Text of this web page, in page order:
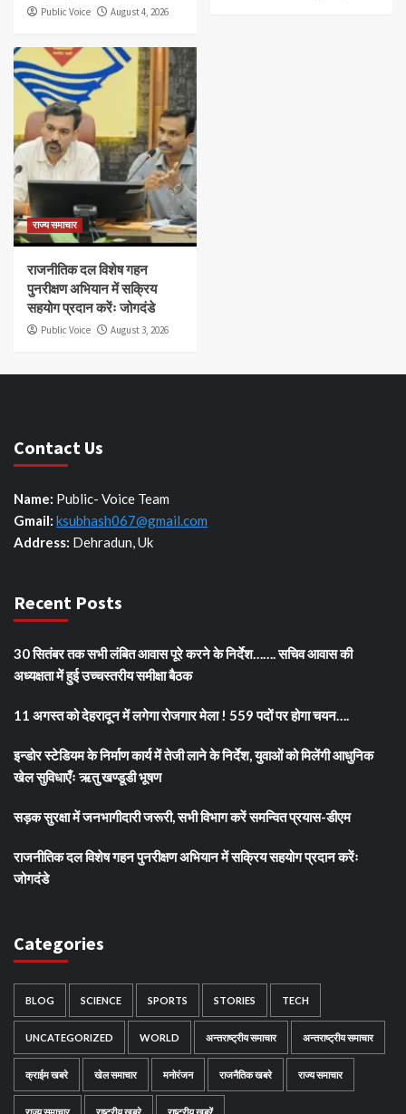
Public Voice August 4, 2026
राज्य समाचार
राजनीतिक दल विशेष गहन
पुनरीक्षण अभियान में सक्रिय
सहयोग प्रदान करेंः जोगदंडे
Public Voice August 3, 2026
Contact Us
Name: Public- Voice Team
Gmail: ksubhash067@gmail.com
Address: Dehradun, Uk
Recent Posts
30 सितंबर तक सभी लंबित आवास पूरे करने के निर्देश……. सचिव आवास की
अध्यक्षता में हुई उच्चस्तरीय समीक्षा बैठक
11 अगस्त को देहरादून में लगेगा रोजगार मेला ! 559 पदों पर होगा चयन….
इन्डोर स्टेडियम के निर्माण कार्य में तेजी लाने के निर्देश, युवाओं को मिलेंगी आधुनिक
खेल सुविधाएँः ऋतु खण्डूडी भूषण
सड़क सुरक्षा में जनभागीदारी जरूरी, सभी विभाग करें समन्वित प्रयास-डीएम
राजनीतिक दल विशेष गहन पुनरीक्षण अभियान में सक्रिय सहयोग प्रदान करेंः
जोगदंडे
Categories
BLOG SCIENCE SPORTS STORIES TECH
UNCATEGORIZED WORLD अन्तराष्ट्रीय समाचार अन्तराष्ट्रीय समाचार
क्राईम खबरे खेल समाचार मनोरंजन राजनैतिक खबरे राज्य समाचार
राज्य समाचार राष्ट्रीय खबरे राष्ट्रीय ख़बरें